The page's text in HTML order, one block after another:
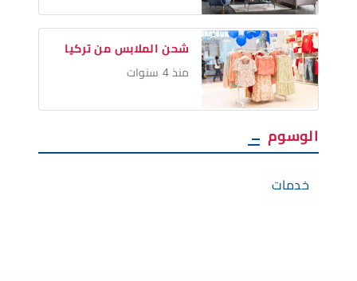
شحن الملابس من تركيا
منذ 4 سنوات
الوسوم
خدمات